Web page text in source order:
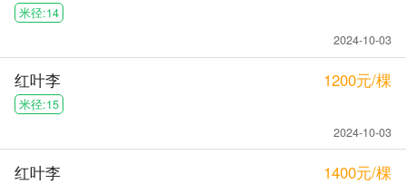
米径:14
2024-10-03
红叶李 1200元/棵
米径:15
2024-10-03
红叶李 1400元/棵